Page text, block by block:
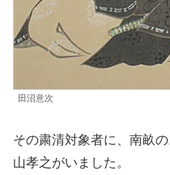
田沼意次
その粛清対象者に、南畝
山孝之がいました。